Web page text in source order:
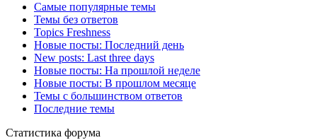
Самые популярные темы
Темы без ответов
Topics Freshness
Новые посты: Последний день
New posts: Last three days
Новые посты: На прошлой неделе
Новые посты: В прошлом месяце
Темы с большинством ответов
Последние темы
Статистика форума